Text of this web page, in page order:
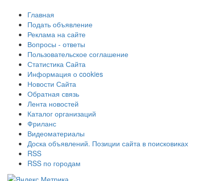
Главная
Подать объявление
Реклама на сайте
Вопросы - ответы
Пользовательское соглашение
Статистика Сайта
Информация о cookies
Новости Сайта
Обратная связь
Лента новостей
Каталог организаций
Фриланс
Видеоматериалы
Доска объявлений. Позиции сайта в поисковиках
RSS
RSS по городам